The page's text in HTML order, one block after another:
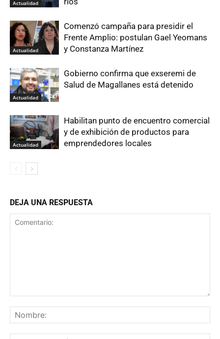
Actualidad
Actualidad
Comenzó campaña para presidir el
Frente Amplio: postulan Gael Yeomans
y Constanza Martínez
Actualidad
Gobierno confirma que exseremi de
Salud de Magallanes está detenido
Actualidad
Habilitan punto de encuentro comercial
y de exhibición de productos para
emprendedores locales
DEJA UNA RESPUESTA